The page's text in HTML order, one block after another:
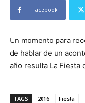
Facebook
Un momento para
de hablar de un
año resulta La Fiesta
TAGS 2016 Fiesta